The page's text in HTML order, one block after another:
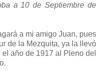
a 10 de Septiembre de
a mi amigo Juan, pues
de la Mezquita, ya la llevó
año de 1917 al Pleno del